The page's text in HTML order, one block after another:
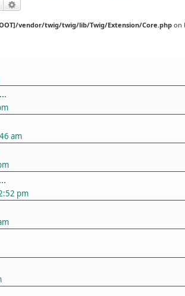
Хайлт
vendor/twig/twig/lib/Twig/Extension/Core.phpon
am
pm